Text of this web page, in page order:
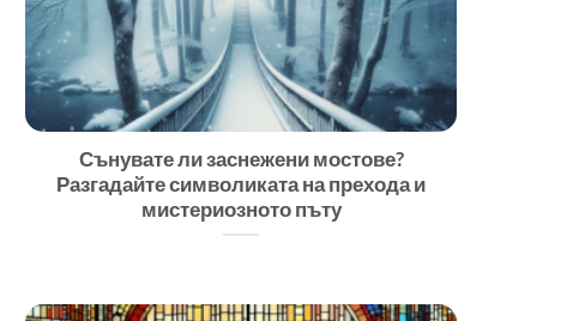
Сънувате ли заснежени мостове?
Разгадайте символиката на прехода и
мистериозното пъту